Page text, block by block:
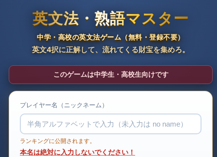
英文法・熟語マスター
中学・高校の英文法ゲーム（無料・登録不要）
英文4択に正解して、流れてくる財宝を集めろ。
このゲームは中学生・高校生向けです
プレイヤー名（ニックネーム）
ランキングに公開されます。
本名は絶対に入力しないでください！